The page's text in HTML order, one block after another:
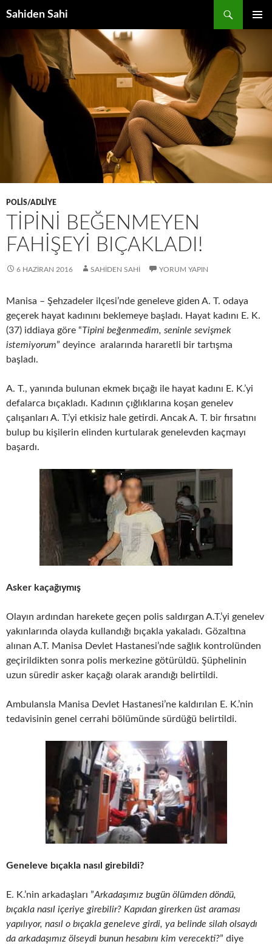
Sahiden Sahi
POLIS/ADLIYE
TIPINI BEĞENMEYEN
FAHIŞEYI BIÇAKLADI!
6 HAZIRAN 2016 SAHIDEN SAHI YORUM YAPIN
Manisa – Şehzadeler ilçesi’nde geneleve giden A. T. odaya
geçerek hayat kadınını beklemeye başladı. Hayat kadını E. K.
(37) iddiaya göre “Tipini beğenmedim, seninle sevişmek
istemiyorum” deyince aralarında hararetli bir tartışma
başladı.
A. T., yanında bulunan ekmek bıçağı ile hayat kadını E. K.’yi
defalarca bıçakladı. Kadının çığlıklarına koşan genelev
çalışanları A. T.’yi etkisiz hale getirdi. Ancak A. T. bir fırsatını
bulup bu kişilerin elinden kurtularak genelevden kaçmayı
başardı.
Asker kaçağıymış
Olayın ardından harekete geçen polis saldırgan A.T.’yi genelev
yakınlarında olayda kullandığı bıçakla yakaladı. Gözaltına
alınan A.T. Manisa Devlet Hastanesi’nde sağlık kontrolünden
geçirildikten sonra polis merkezine götürüldü. Şüphelinin
uzun süredir asker kaçağı olarak arandığı belirtildi.
Ambulansla Manisa Devlet Hastanesi’ne kaldırılan E. K.’nin
tedavisinin genel cerrahi bölümünde sürdüğü belirtildi.
Geneleve bıçakla nasıl girebildi?
E. K.’nin arkadaşları ”Arkadaşımız bugün ölümden döndü,
bıçakla nasıl içeriye girebilir? Kapıdan girerken üst araması
yapılıyor, nasıl o bıçakla geneleve girdi, ya belinde silah olsaydı
da arkadaşımız ölseydi bunun hesabını kim verecekti?” diye